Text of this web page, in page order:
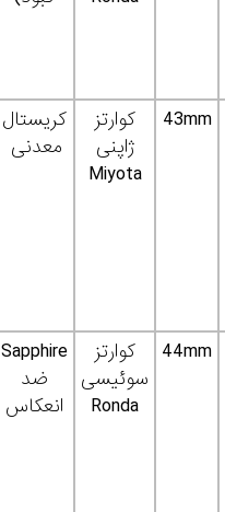
43mm
کوارتز
ژاپنی
Miyota
کریستال
معدنی
44mm
کوارتز
سوئیسی
Ronda
Sapphire
ضد
انعکاس